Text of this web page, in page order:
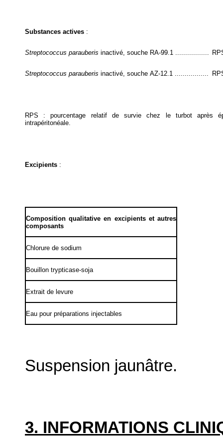
Substances actives :
Streptococcus parauberis inactivé, souche RA-99.1 .................
Streptococcus parauberis inactivé, souche AZ-12.1 .................
RPS : pourcentage relatif de survie chez le turbot après
intrapéritonéale.
Excipients :
Composition qualitative en excipients et autres
composants
Chlorure de sodium
Bouillon trypticase-soja
Extrait de levure
Eau pour préparations injectables
Suspension jaunâtre.
3. INFORMATIONS